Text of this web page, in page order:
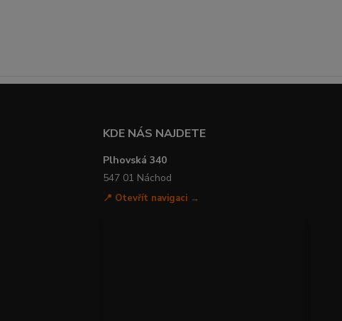
KDE NÁS NAJDETE
Plhovská 340
547 01 Náchod
📍 Otevřít navigaci →